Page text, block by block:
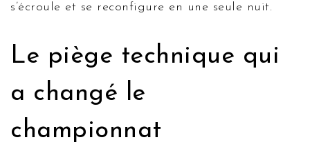
s’écroule et se reconfigure en une seule nuit.
Le piège technique qui
a changé le
championnat